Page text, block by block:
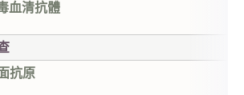
血清抗體
抗原